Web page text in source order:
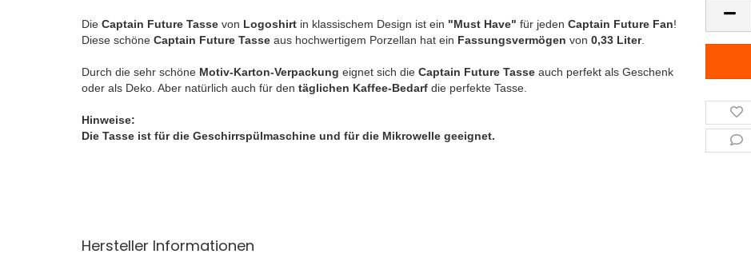
Die Captain Future Tasse von Logoshirt in klassischem Design ist ein "Must Have" für jeden Captain Future Fan!
Diese schöne Captain Future Tasse aus hochwertigem Porzellan hat ein Fassungsvermögen von 0,33 Liter.
Durch die sehr schöne Motiv-Karton-Verpackung eignet sich die Captain Future Tasse auch perfekt als Geschenk
oder als Deko. Aber natürlich auch für den täglichen Kaffee-Bedarf die perfekte Tasse.
Hinweise:
Die Tasse ist für die Geschirrspülmaschine und für die Mikrowelle geeignet.
Hersteller Informationen